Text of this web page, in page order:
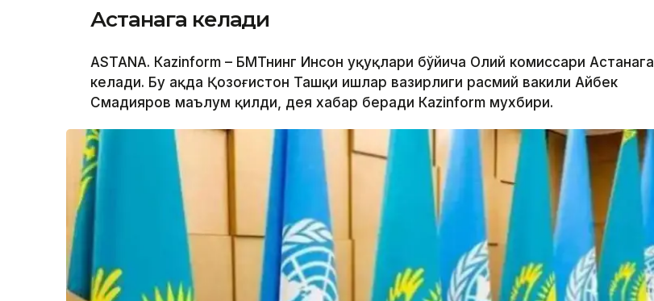
Астанага келади
ASTANА. Кazinform – БМТнинг Инсон ҳуқуқлари бўйича Олий комиссари Астанага
келади. Бу ҳақда Қозоғистон Ташқи ишлар вазирлиги расмий вакили Айбек
Смадияров маълум қилди, дея хабар беради Кazinform мухбири.